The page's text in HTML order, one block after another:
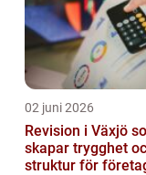
02 juni 2026
Revision i Växjö
skapar trygghet
struktur för